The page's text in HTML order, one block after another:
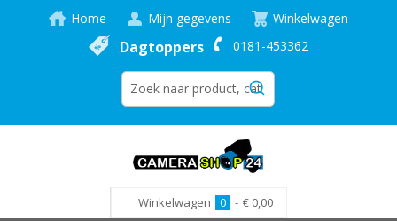
Home Mijn gegevens Winkelwagen
Dagtoppers 0181-453362
Winkelwagen 0 - € 0,00